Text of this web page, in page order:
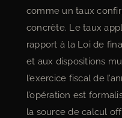
comme un taux
concrète. Le taux
rapport à la Loi de
et aux dispositions
l’exercice fiscal de
l’opération est
la source de calcul